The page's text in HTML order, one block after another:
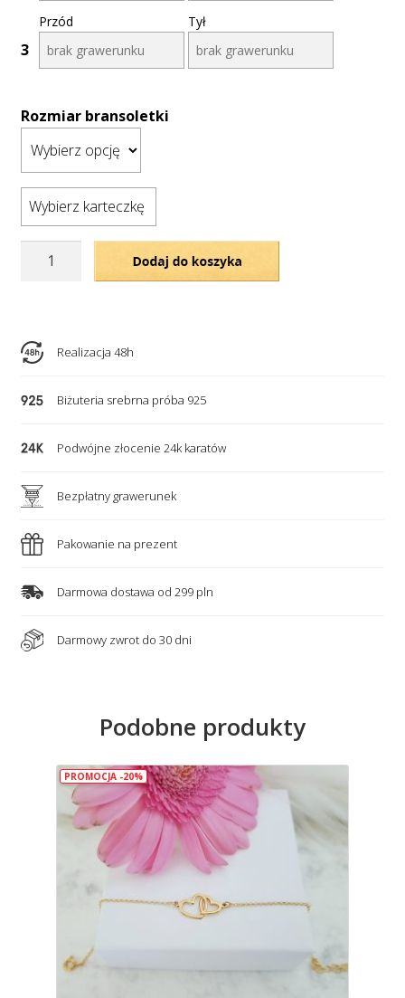
3
Przód Tył
Rozmiar bransoletki
Wybierz karteczkę
ilość
3
pozłacane
serca
nieskończoność
Dodaj do koszyka
Realizacja 48h
Biżuteria srebrna próba 925
Podwójne złocenie 24k karatów
Bezpłatny grawerunek
Pakowanie na prezent
Darmowa dostawa od 299 pln
Darmowy zwrot do 30 dni
Podobne produkty
PROMOCJA -20%